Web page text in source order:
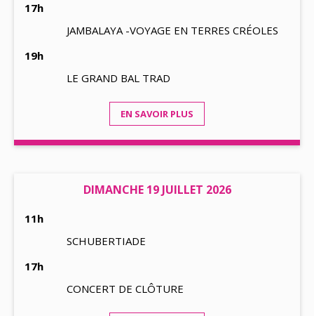
17h
JAMBALAYA -VOYAGE EN TERRES CRÉOLES
19h
LE GRAND BAL TRAD
EN SAVOIR PLUS
DIMANCHE 19 JUILLET 2026
11h
SCHUBERTIADE
17h
CONCERT DE CLÔTURE